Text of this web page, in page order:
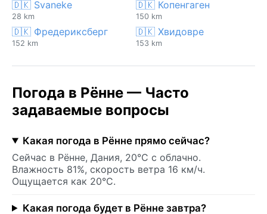
🇩🇰 Svaneke
28 km
🇩🇰 Копенгаген
150 km
🇩🇰 Фредериксберг
152 km
🇩🇰 Хвидовре
153 km
Погода в Рённе — Часто
задаваемые вопросы
Какая погода в Рённе прямо сейчас?
Сейчас в Рённе, Дания, 20°C с облачно.
Влажность 81%, скорость ветра 16 км/ч.
Ощущается как 20°C.
Какая погода будет в Рённе завтра?